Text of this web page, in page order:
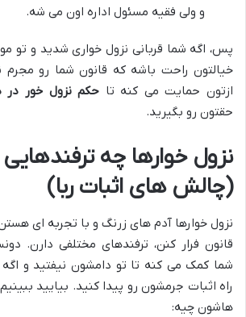
و ولی فقیه مسئول اداره اون می شه.
پس، اگه شما قربانی نزول خواری شدید و تو
خیالتون راحت باشه که قانون شما رو مجرم
ازتون حمایت می کنه تا حکم نزول خور در
حقتون رو بگیرید.
نزول خوارها چه
(چالش های اثبات ربا)
نزول خوارها آدم های زرنگ و با تجربه ای
قانون فرار کنن، ترفندهای مختلفی دارن.
شما کمک می کنه تا تو دامشون نیفتید و اگه
راه اثبات جرمشون رو پیدا کنید. بیایید
هاشون چیه: